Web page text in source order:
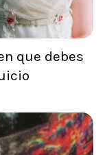
que debes